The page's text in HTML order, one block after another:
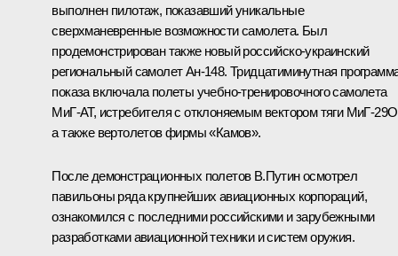
выполнен пилотаж, показавший уникальные
сверхманевренные возможности самолета. Был
продемонстрирован также новый российско-украинский
региональный самолет Ан-148. Тридцатиминутная
показа включала полеты учебно-тренировочного самолета
МиГ-АТ, истребителя с отклоняемым вектором тяги МиГ-
а также вертолетов фирмы «Камов».
После демонстрационных полетов В.Путин осмотрел
павильоны ряда крупнейших авиационных корпораций,
ознакомился с последними российскими и зарубежными
разработками авиационной техники и систем оружия.